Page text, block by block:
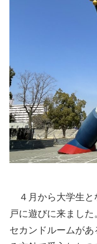
４月から大学生と
戸に遊びに来まし
セカンドルームが